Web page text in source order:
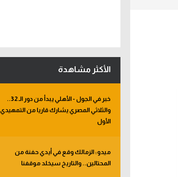
الأكثر مشاهدة
خبر في الجول - الأهلي يبدأ من دور الـ 32..
والثلاثي المصري يشارك قاريا من التمهيدي
الأول
ميدو: الزمالك وقع في أيدي حفنة من
المحتالين.. والتاريخ سيخلد موقفنا